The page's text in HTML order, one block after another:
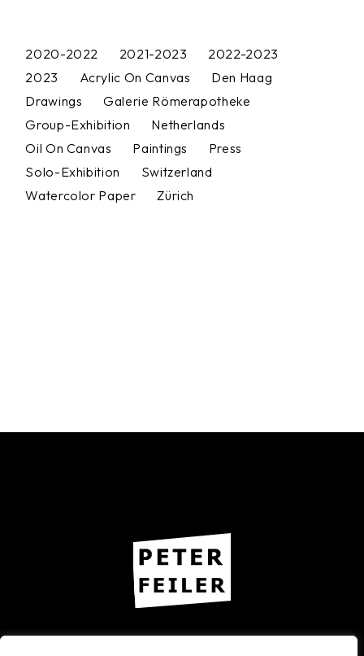
2020-2022 2021-2023
2022-2023
2023
Acrylic On Canvas
Den Haag
Drawings
Galerie Römerapotheke
Group-Exhibition
Netherlands
Oil On Canvas
Paintings
Press
Solo-Exhibition
Switzerland
Watercolor Paper
Zürich